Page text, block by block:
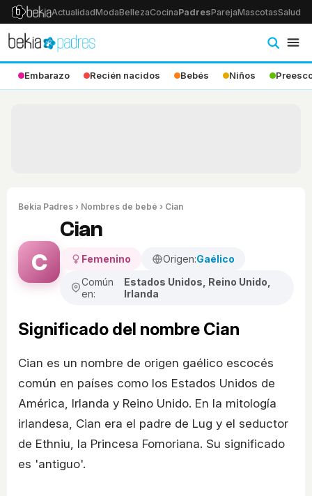
ActualidadModaBellezaCocinaPadresParejaMascotasSalud
Embarazo Recién nacidos Bebés Niños
Bekia Padres › Nombres de bebé › Cian
C
Cian
Femenino Origen:Gaélico
Común
en:
Estados Unidos, Reino Unido,
Irlanda
Significado del nombre Cian
Cian es un nombre de origen gaélico escocés
común en países como los Estados Unidos de
América, Irlanda y Reino Unido. En la mitología
irlandesa, Cian era el padre de Lug y el seductor
de Ethniu, la Princesa Fomoriana. Su significado
es 'antiguo'.